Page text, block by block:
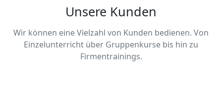
Unsere Kunden
Wir können eine Vielzahl von Kunden bedienen. Von
Einzelunterricht über Gruppenkurse bis hin zu
Firmentrainings.